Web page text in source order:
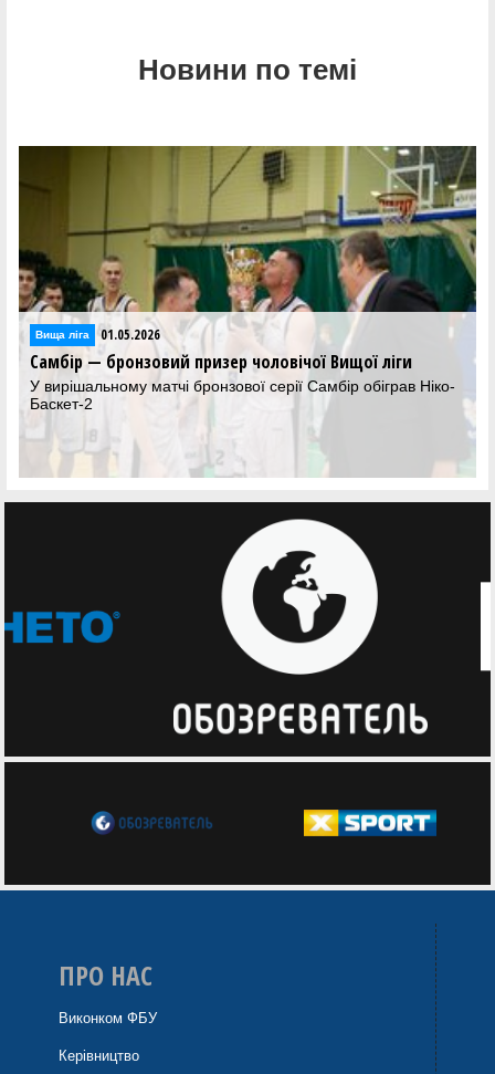
Новини по темі
Вища лiга 01.05.2026
Самбір — бронзовий призер чоловічої Вищої ліги
У вирішальному матчі бронзової серії Самбір обіграв Ніко-
Баскет-2
ПРО НАС
Виконком ФБУ
Керівництво